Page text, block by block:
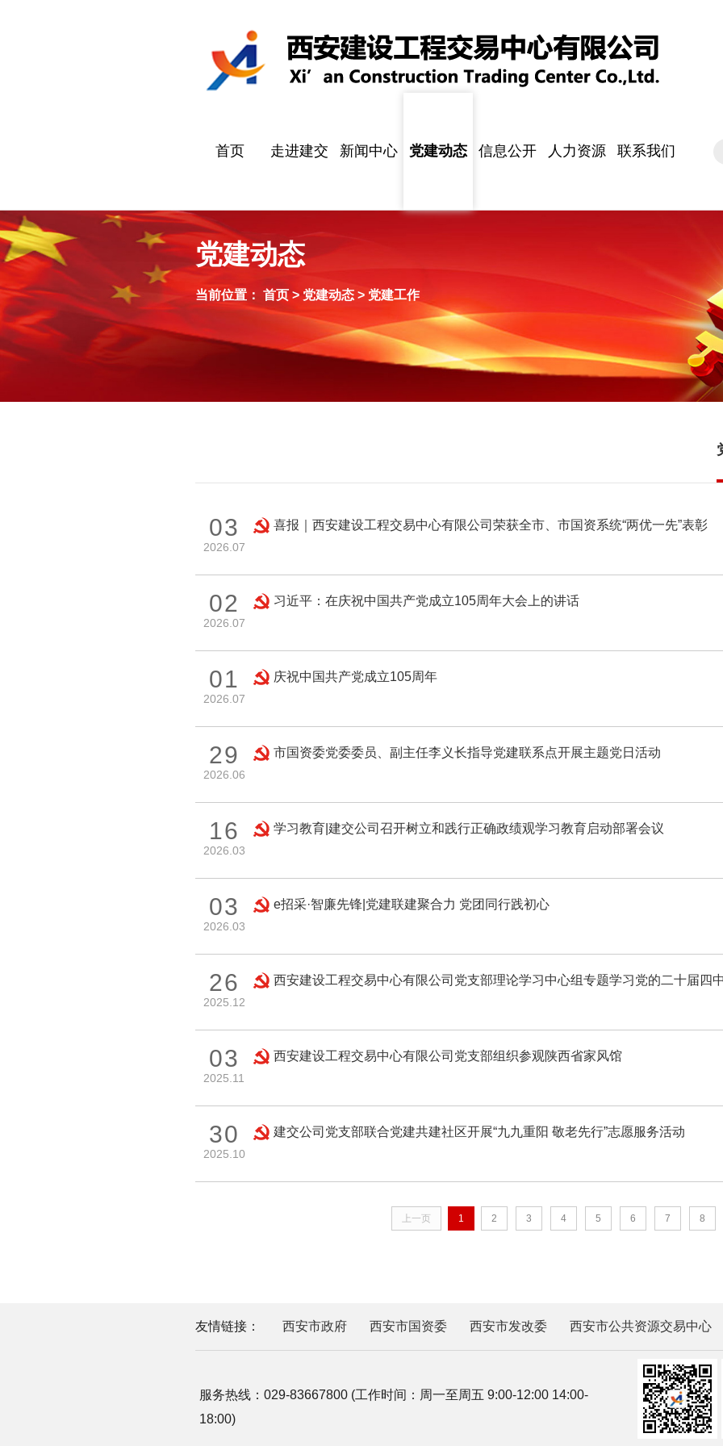
首页 走进建交 新闻中心 党建动态 信息公开 人力资源 联系我们
党建动态
当前位置： 首页> 党建动态 > 党建工作
03
2026.07
喜报｜西安建设工程交易中心有限公司荣获全市、市国资系统“两优一先”表彰
02
2026.07
习近平：在庆祝中国共产党成立105周年大会上的讲话
01
2026.07
庆祝中国共产党成立105周年
29
2026.06
市国资委党委委员、副主任李义长指导党建联系点开展主题党日活动
16
2026.03
学习教育|建交公司召开树立和践行正确政绩观学习教育启动部署会议
03
2026.03
e招采·智廉先锋|党建联建聚合力 党团同行践初心
26
2025.12
西安建设工程交易中心有限公司党支部理论学习中心组专题学习党的二十届四
03
2025.11
西安建设工程交易中心有限公司党支部组织参观陕西省家风馆
30
2025.10
建交公司党支部联合党建共建社区开展“九九重阳 敬老先行”志愿服务活动
上一页 1 2 3 4 5 6 7 8
友情链接： 西安市政府 西安市国资委 西安市发改委 西安市公共资源交易中心
服务热线：029-83667800 (工作时间：周一至周五 9:00-12:00 14:00-
18:00)